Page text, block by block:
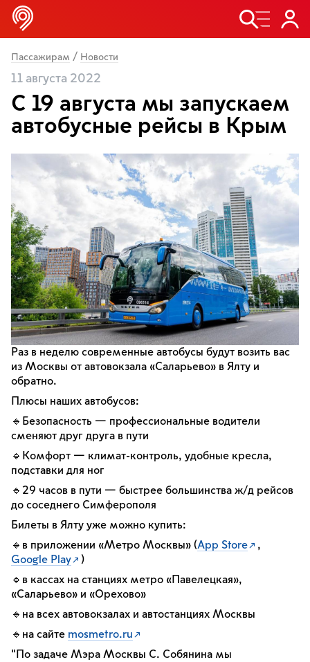
Пассажирам / Новости
11 августа 2022
С 19 августа мы запускаем
автобусные рейсы в Крым
Раз в неделю современные автобусы будут возить вас
из Москвы от автовокзала «Саларьево» в Ялту и
обратно.
Плюсы наших автобусов:
🔹Безопасность — профессиональные водители
сменяют друг друга в пути
🔹Комфорт — климат-контроль, удобные кресла,
подставки для ног
🔹29 часов в пути — быстрее большинства ж/д рейсов
до соседнего Симферополя
Билеты в Ялту уже можно купить:
🔹в приложении «Метро Москвы» (App Store
,
Google Play
)
🔹в кассах на станциях метро «Павелецкая»,
«Саларьево» и «Орехово»
🔹на всех автовокзалах и автостанциях Москвы
🔹на сайте mosmetro.ru
"По задаче Мэра Москвы С. Собянина мы